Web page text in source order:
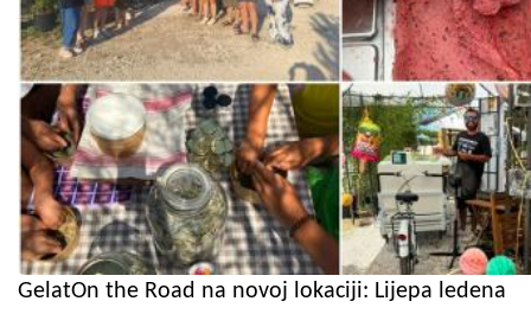
GelatOn the Road na novoj lokaciji: Lijepa ledena